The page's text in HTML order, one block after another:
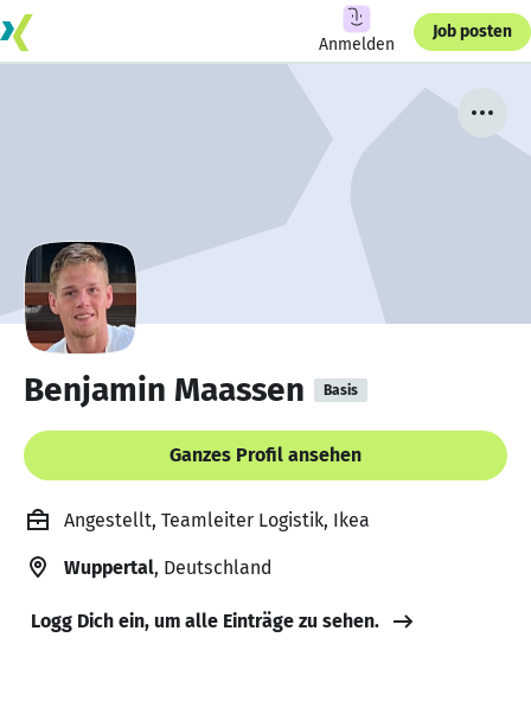
Anmelden
Job posten
Benjamin Maassen Basis
Ganzes Profil ansehen
Angestellt, Teamleiter Logistik, Ikea
Wuppertal, Deutschland
Logg Dich ein, um alle Einträge zu sehen.